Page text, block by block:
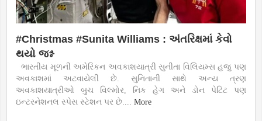
#Christmas #Sunita Williams : અંતરિક્ષમાં કેવો
થયો જશ્ન
ભારતીય મૂળની અમેરિકન અવકાશયાત્રી સુનીતા વિલિયમ્સ હજુ પણ
અવકાશમાં અટવાયેલી છે. સુનિતાની સાથે અન્ય ત્રણ
અવકાશયાત્રીઓ બુચ વિલ્મોર, નિક હેગ અને ડોન પેટિટ પણ
ઇન્ટરનેશનલ સ્પેસ સ્ટેશન પર છે.... More